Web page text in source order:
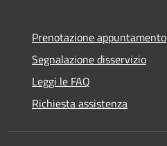
Prenotazione appuntamento
Segnalazione disservizio
Leggi le FAQ
Richiesta assistenza